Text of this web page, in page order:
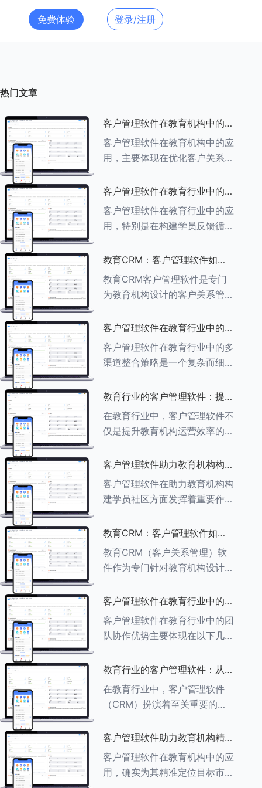
免费体验 登录/注册
热门文章
客户管理软件在教育机构中的应
用探索
客户管理软件在教育机构中的应
用，主要体现在优化客户关系管
作效率及促进业务增长等多个方
面。以下是对客户管理软件在教
育机构中应用的具体探索：
###一、
客户管理软件在教育行业中的学
员反馈循环机制
客户管理软件在教育行业中的应
用，特别是在构建学员反馈循环
用。以下是对客户管理软件在教
育行业中学员反馈循环机制的详
细分析： ###一、学员反馈循
环机制
教育CRM：客户管理软件如何
助力教育机构实现可持续发展
教育CRM客户管理软件是专门
为教育机构设计的客户关系管理
家长、教师及其他相关方的互
动，对教育机构实现可持续发展
具有重要意义。以下是教育
CRM如何助力教育
客户管理软件在教育行业中的多
渠道整合策略
客户管理软件在教育行业中的多
渠道整合策略是一个复杂而细致
多种渠道，提升教育机构的市场
竞争力、客户满意度和运营效
率。以下是对这一策略的具体分
析： ###
教育行业的客户管理软件：提升
家长参与度的关键
在教育行业中，客户管理软件不
仅是提升教育机构运营效率的重
促进家校合作的关键。以下将详
细探讨如何通过教育行业的客户
管理软件来提升家长的参与度。
###
客户管理软件助力教育机构构建
学员社区
客户管理软件在助力教育机构构
建学员社区方面发挥着重要作
述其助力作用： ###一、学员
信息管理 客户管理软件具备强
大的学员信息管理功能，能够集
中存储
教育CRM：客户管理软件如何
增强教育品牌影响力
教育CRM（客户关系管理）软
件作为专门针对教育机构设计的
影响力方面发挥着重要作用。以
下详细分析教育CRM软件如何
助力提升教育品牌影响力：
###一、
客户管理软件在教育行业中的团
队协作优势
客户管理软件在教育行业中的团
队协作优势主要体现在以下几个
与共享 客户管理软件作为强大
的信息存储库，能够整合并记录
学生的基本信息（如姓名、年
龄、联
教育行业的客户管理软件：从招
生到毕业的全方位管理
在教育行业中，客户管理软件
（CRM）扮演着至关重要的角
全方位管理，提升教育机构的管
理效率和学员满意度。以下是一
些适合教育行业的CRM软件及
其功能特点：
客户管理软件助力教育机构精准
定位目标市场
客户管理软件在教育机构中的应
用，确实为其精准定位目标市场